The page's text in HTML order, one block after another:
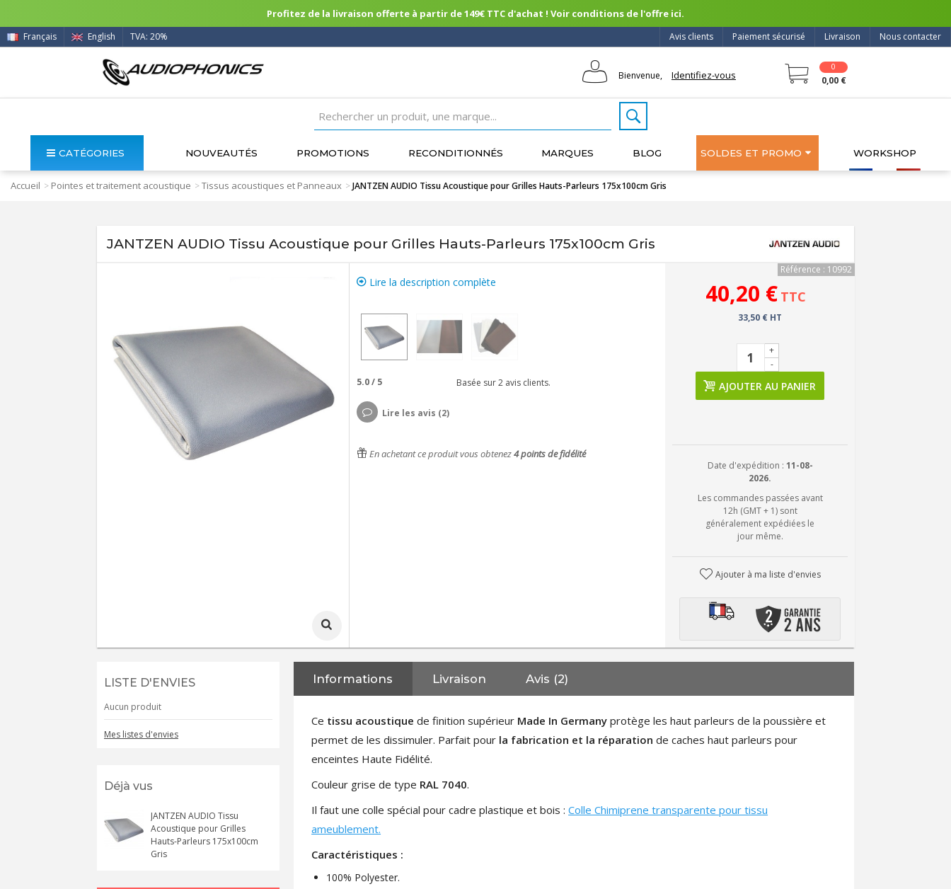
Profitez de la livraison offerte à partir de 149€ TTC d'achat ! Voir conditions de l'offre ici.
Nous contacter
Livraison
Paiement sécurisé
Avis clients
Français English TVA: 20%
Bienvenue, Identifiez-vous
0
0,00 €
CATÉGORIES NOUVEAUTÉS PROMOTIONS RECONDITIONNÉS MARQUES BLOG SOLDES ET PROMO WORKSHOP
Accueil > Pointes et traitement acoustique >Tissus acoustiques et Panneaux >JANTZEN AUDIO Tissu Acoustique pour Grilles Hauts-Parleurs 175x100cm Gris
JANTZEN AUDIO Tissu Acoustique pour Grilles Hauts-Parleurs 175x100cm Gris
Lire la description complète
5.0/ 5 Basée sur2avis clients.
Lire les avis (2)
En achetant ce produit vous obtenez4points de fidélité
Référence : 10992
40,20 € TTC
33,50 € HT
-
+
AJOUTER AU PANIER
Date d'expédition : 11-08-
2026.
Les commandes passées avant
12h (GMT + 1) sont
généralement expédiées le
jour même.
Ajouter à ma liste d'envies
LISTE D'ENVIES
Aucun produit
Mes listes d'envies
Déjà vus
JANTZEN AUDIO Tissu
Acoustique pour Grilles
Hauts-Parleurs 175x100cm
Gris
Informations Livraison Avis (2)
Ce tissu acoustique de finition supérieur Made In Germany protège les haut parleurs de la poussière et
permet de les dissimuler. Parfait pour la fabrication et la réparation de caches haut parleurs pour
enceintes Haute Fidélité.
Couleur grise de type RAL 7040.
Il faut une colle spécial pour cadre plastique et bois :Colle Chimiprene transparente pour tissu
ameublement.
Caractéristiques :
100% Polyester.